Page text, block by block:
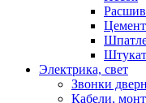
Цемент
Электрика, свет
Звонки
Кабели,